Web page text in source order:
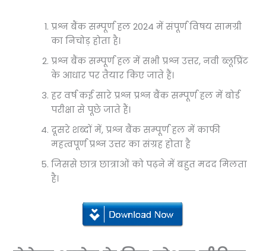
प्रश्न बैंक सम्पूर्ण हल 2024 में संपूर्ण विषय सामग्री
का निचोड़ होता है।
प्रश्न बैंक सम्पूर्ण हल में सभी प्रश्न उत्तर, नवी ब्लूप्रिंट
के आधार पर तैयार किए जाते हैं।
हर वर्ष कई सारे प्रश्न प्रश्न बैंक सम्पूर्ण हल में बोर्ड
परीक्षा से पूछे जाते हैं।
दूसरे शब्दों में, प्रश्न बैंक सम्पूर्ण हल में काफी
महत्वपूर्ण प्रश्न उत्तर का संग्रह होता है
जिससे छात्र छात्राओं को पढ़ने में बहुत मदद मिलता
है।